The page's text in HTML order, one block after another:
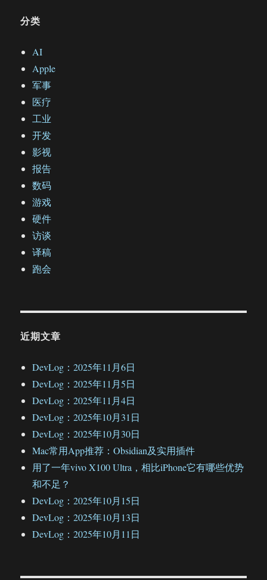
分类
AI
Apple
军事
医疗
工业
开发
影视
报告
数码
游戏
硬件
访谈
译稿
跑会
近期文章
DevLog：2025年11月6日
DevLog：2025年11月5日
DevLog：2025年11月4日
DevLog：2025年10月31日
DevLog：2025年10月30日
Mac常用App推荐：Obsidian及实用插件
用了一年vivo X100 Ultra，相比iPhone它有哪些优势
和不足？
DevLog：2025年10月15日
DevLog：2025年10月13日
DevLog：2025年10月11日